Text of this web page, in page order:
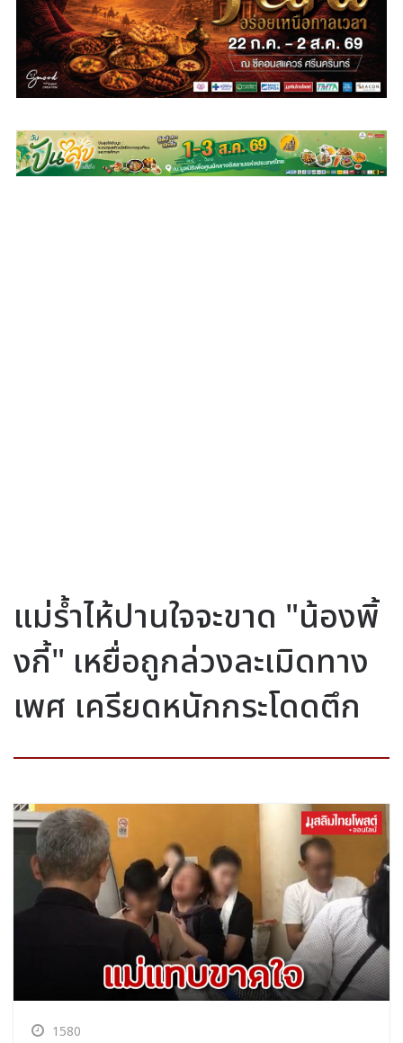
แม่ร้ำไห้ปานใจจะขาด "น้องพิ้
งกี้" เหยื่อถูกล่วงละเมิดทาง
เพศ เครียดหนักกระโดดตึก
1580